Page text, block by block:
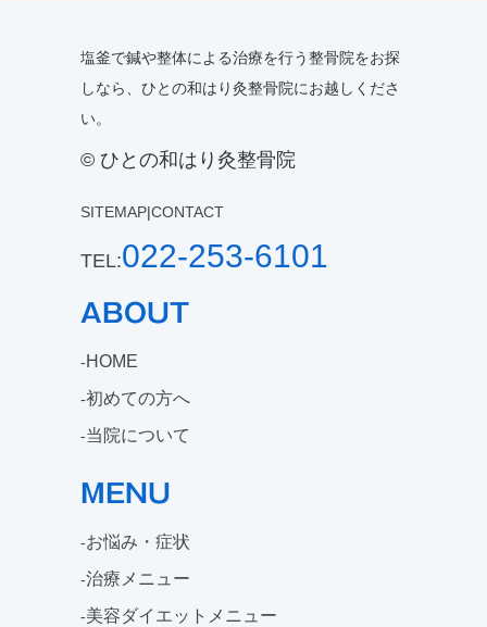
塩釜で鍼や整体による治療を行う整骨院をお探
しなら、ひとの和はり灸整骨院にお越しくださ
い。
© ひとの和はり灸整骨院
SITEMAP|CONTACT
TEL:022-253-6101
ABOUT
HOME
初めての方へ
当院について
MENU
お悩み・症状
治療メニュー
美容ダイエットメニュー